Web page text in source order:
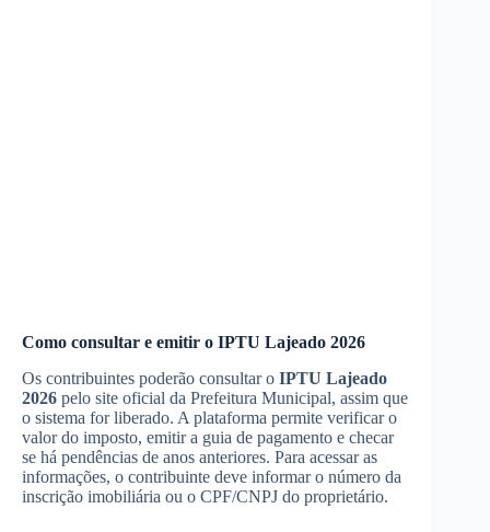
Como consultar e emitir o IPTU Lajeado 2026
Os contribuintes poderão consultar o IPTU Lajeado
2026 pelo site oficial da Prefeitura Municipal, assim que
o sistema for liberado. A plataforma permite verificar o
valor do imposto, emitir a guia de pagamento e checar
se há pendências de anos anteriores. Para acessar as
informações, o contribuinte deve informar o número da
inscrição imobiliária ou o CPF/CNPJ do proprietário.